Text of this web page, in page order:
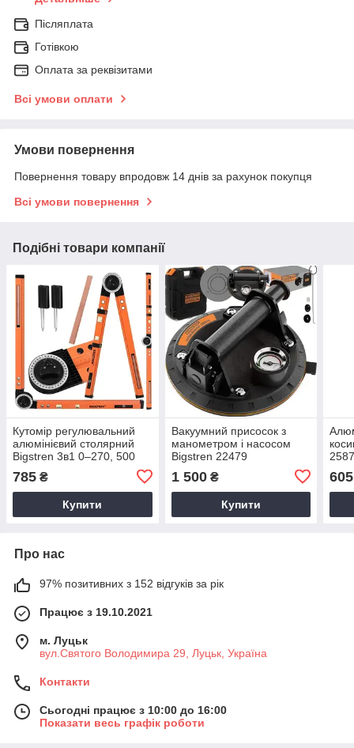
Післяплата
Готівкою
Оплата за реквізитами
Всі умови оплати
Умови повернення
Повернення товару впродовж 14 днів за рахунок покупця
Всі умови повернення
Подібні товари компанії
Кутомір регулювальний
алюмінієвий столярний
Bigstren 3в1 0–270, 500
олівцем
785 ₴
Купити
Вакуумний присосок з
манометром і насосом
Bigstren 22479
1 500₴
Купити
605
Про нас
97% позитивних з 152 відгуків за рік
Працює з 19.10.2021
м. Луцьк
вул.Святого Володимира 29, Луцьк, Україна
Контакти
Сьогодні працює з 10:00 до 16:00
Показати весь графік роботи